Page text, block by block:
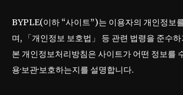
BYPLE(이하 “사이트”)는 이용자의 개인정보
며, 「개인정보 보호법」 등 관련 법령을 준수
본 개인정보처리방침은 사이트가 어떤 정보를
용·보관·보호하는지를 설명합니다.